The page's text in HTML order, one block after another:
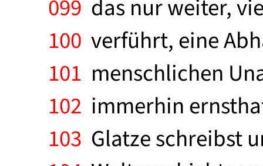
099 das nur weiter,
100 verführt, eine
101 menschlichen
102 immerhin
103 Glatze schreibst